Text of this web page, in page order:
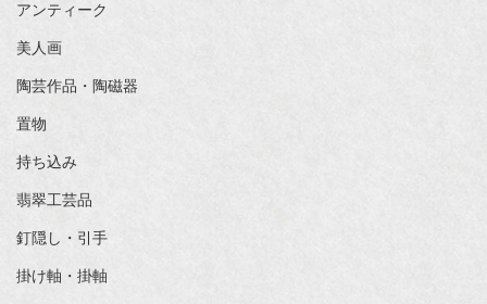
アンティーク
美人画
陶芸作品・陶磁器
置物
持ち込み
翡翠工芸品
釘隠し・引手
掛け軸・掛軸